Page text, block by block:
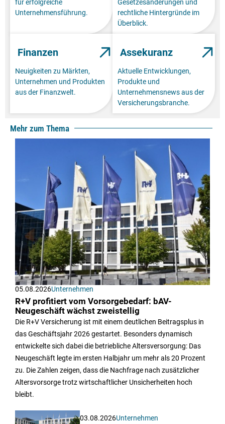
für erfolgreiche
Unternehmensführung.
Gesetzesänderungen und
rechtliche Hintergründe im
Überblick.
Finanzen
Neuigkeiten zu Märkten,
Unternehmen und Produkten
aus der Finanzwelt.
Assekuranz
Aktuelle Entwicklungen,
Produkte und
Unternehmensnews aus der
Versicherungsbranche.
Mehr zum Thema
05.08.2026Unternehmen
R+V profitiert vom Vorsorgebedarf: bAV-
Neugeschäft wächst zweistellig
Die R+V Versicherung ist mit einem deutlichen Beitragsplus in
das Geschäftsjahr 2026 gestartet. Besonders dynamisch
entwickelte sich dabei die betriebliche Altersversorgung: Das
Neugeschäft legte im ersten Halbjahr um mehr als 20 Prozent
zu. Die Zahlen zeigen, dass die Nachfrage nach zusätzlicher
Altersvorsorge trotz wirtschaftlicher Unsicherheiten hoch
bleibt.
03.08.2026Unternehmen